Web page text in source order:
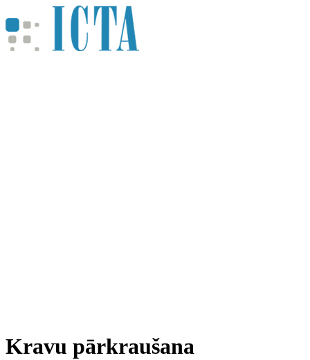
Kravu pārkraušana